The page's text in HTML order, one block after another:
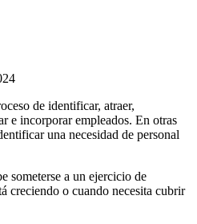
de identificar, atraer,
e incorporar empleados. En otras
una necesidad de personal
someterse a un ejercicio de
creciendo o cuando necesita cubrir